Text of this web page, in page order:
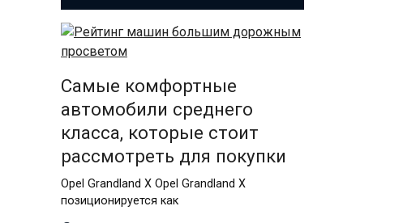
Самые комфортные
автомобили среднего
класса, которые стоит
рассмотреть для покупки
Opel Grandland X Opel Grandland X
позиционируется как